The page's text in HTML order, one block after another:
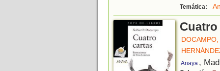
Temática:
DOCAMPO,
Anaya ,